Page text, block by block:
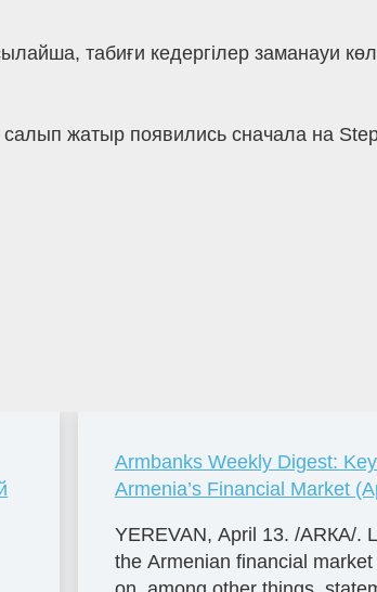
табиғи кедергілер заманауи
жатыр появились сначала на
Armbanks Weekly Digest:
Armenia’s Financial Market
YEREVAN, April 13. /ARКА/.
the Armenian financial market